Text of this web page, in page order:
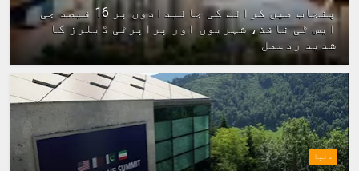
پنجاب میں کرائے کی جائیدادوں پر 16 فیصد جی
ایس ٹی نافذ، شہریوں اور پراپرٹی ڈیلرز کا
شدید ردعمل
دنیا